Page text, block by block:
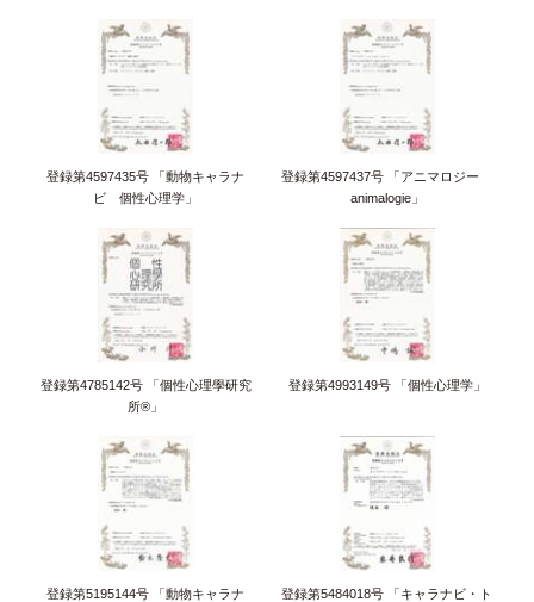
登録第4597435号 「動物キャラナ
ビ 個性心理学」
登録第4597437号 「アニマロジー
animalogie」
登録第4785142号 「個性心理學研究
所®」
登録第4993149号 「個性心理学」
登録第5195144号 「動物キャラナ
登録第5484018号 「キャラナビ・ト